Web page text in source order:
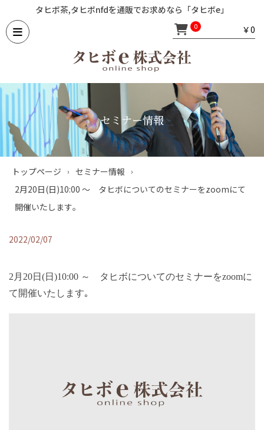
タヒボ茶,タヒボnfdを通販でお求めなら「タヒボe」
0 ￥0
セミナー情報
トップページ › セミナー情報 ›
2月20日(日)10:00 ～ タヒボについてのセミナーをzoomにて
開催いたします｡
2022/02/07
2月20日(日)10:00 ～ タヒボについてのセミナーをzoomに
て開催いたします｡